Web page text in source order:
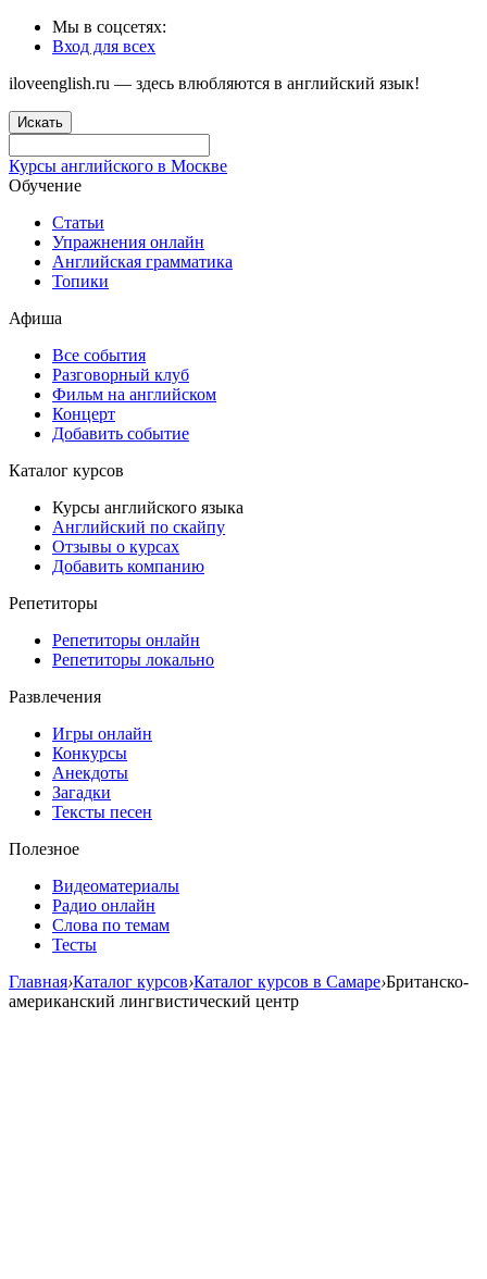
Мы в соцсетях:
Вход для всех
iloveenglish.ru — здесь влюбляются в английский язык!
Искать
Курсы английского в Москве
Обучение
Статьи
Упражнения онлайн
Английская грамматика
Топики
Афиша
Все события
Разговорный клуб
Фильм на английском
Концерт
Добавить событие
Каталог курсов
Курсы английского языка
Английский по скайпу
Отзывы о курсах
Добавить компанию
Репетиторы
Репетиторы онлайн
Репетиторы локально
Развлечения
Игры онлайн
Конкурсы
Анекдоты
Загадки
Тексты песен
Полезное
Видеоматериалы
Радио онлайн
Слова по темам
Тесты
Главная›Каталог курсов›Каталог курсов в Самаре›Британско-
американский лингвистический центр